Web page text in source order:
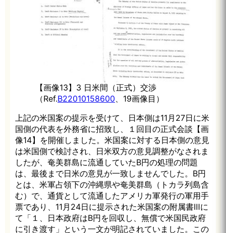
【画像13】3 日米間（正式）交渉
（Ref.B22010158600、19画像目）
上記の米国案の提示を受けて、日本側は11月27日に米
国側の代表を外務省に招致し、１回目の正式会談【画
像14】を開催しました。米国案に対する日本側の意見
は米国側で検討され、日米双方の意見調整がなされま
したが、奄美群島に流通していたB円の処理の問題
は、最後まで日米の意見が一致しませんでした。B円
とは、米軍占領下の沖縄県や奄美群島（トカラ列島含
む）で、通貨として流通したアメリカ軍発行の軍用手
票であり、11月24日に提示された米国案の附属書Ⅲに
て「１、日本政府はB円を回収し、無償で米国民政府
に引き渡す」という一文が明記されていました。この